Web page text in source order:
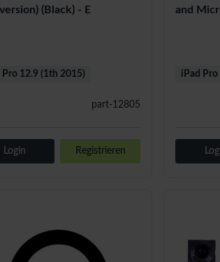
(Black) - E
part-12805
12.9 (1th 2015)
Login Registrieren
and
iPad Pro